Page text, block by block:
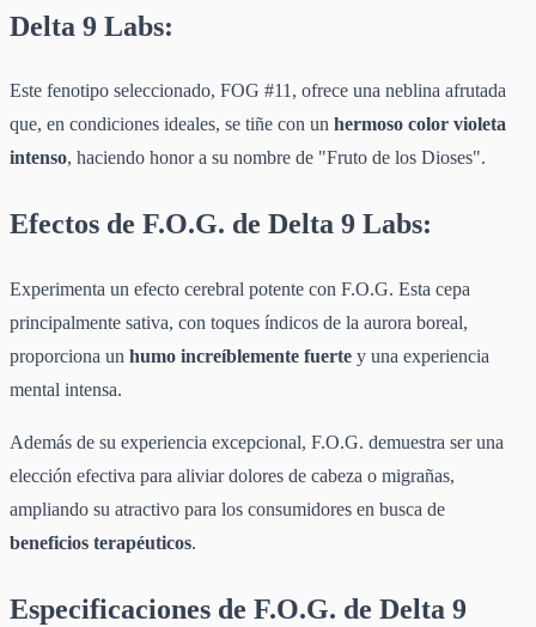
Delta 9 Labs:
Este fenotipo seleccionado, FOG #11, ofrece una neblina afrutada
que, en condiciones ideales, se tiñe con un hermoso color violeta
intenso, haciendo honor a su nombre de "Fruto de los Dioses".
Efectos de F.O.G. de Delta 9 Labs:
Experimenta un efecto cerebral potente con F.O.G. Esta cepa
principalmente sativa, con toques índicos de la aurora boreal,
proporciona un humo increíblemente fuerte y una experiencia
mental intensa.
Además de su experiencia excepcional, F.O.G. demuestra ser una
elección efectiva para aliviar dolores de cabeza o migrañas,
ampliando su atractivo para los consumidores en busca de
beneficios terapéuticos.
Especificaciones de F.O.G. de Delta 9